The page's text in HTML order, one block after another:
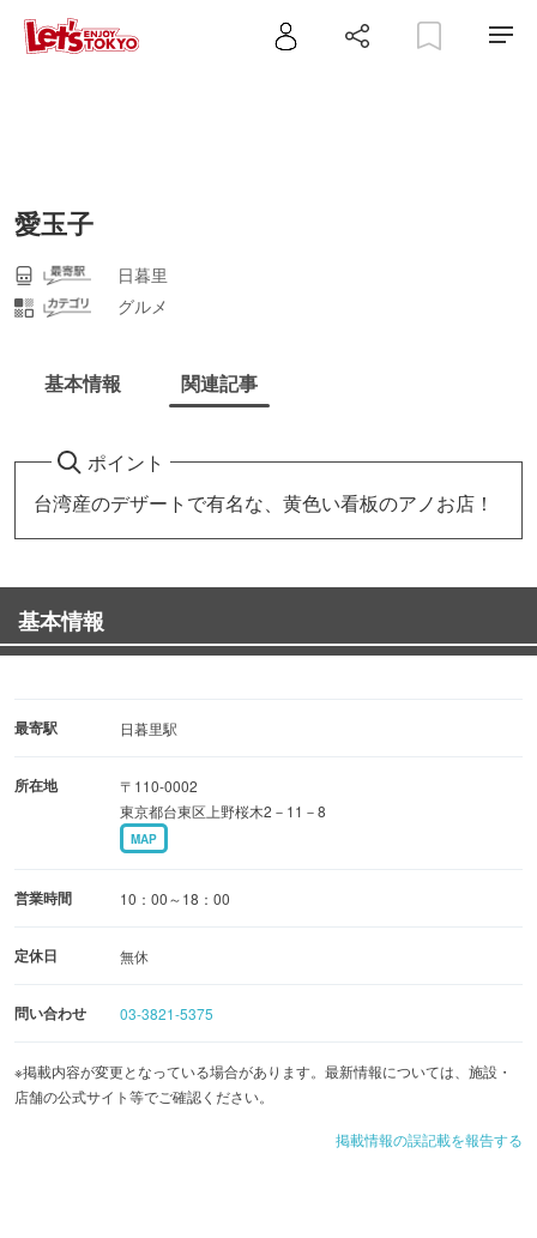
愛玉子
日暮里
グルメ
基本情報 関連記事
ポイント
台湾産のデザートで有名な、黄色い看板のアノお店！
基本情報
最寄駅 日暮里駅
所在地
〒110-0002
東京都台東区上野桜木2－11－8
MAP
営業時間 10：00～18：00
定休日 無休
問い合わせ 03-3821-5375
※掲載内容が変更となっている場合があります。最新情報については、施設・
店舗の公式サイト等でご確認ください。
掲載情報の誤記載を報告する